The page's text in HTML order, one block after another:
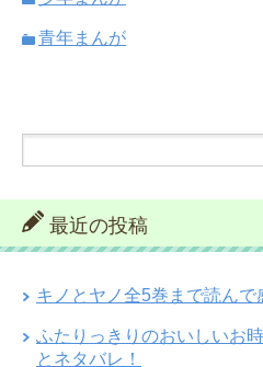
青年まんが
最近の投稿
キノとヤノ全5巻まで読んで
ふたりっきりのおいしいお
とネタバレ！